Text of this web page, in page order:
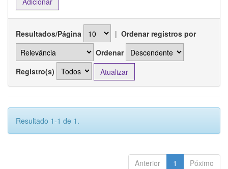
Resultados/Página | Ordenar registros por
Ordenar
Registro(s)
Resultado 1-1 de 1.
Anterior 1 Póximo